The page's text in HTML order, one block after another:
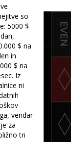
so
5000 $
$ na
in
$ na
Iz
ni
vendar
za
tri